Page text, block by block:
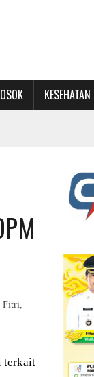
KESEHATAN
Fitri,
terkait